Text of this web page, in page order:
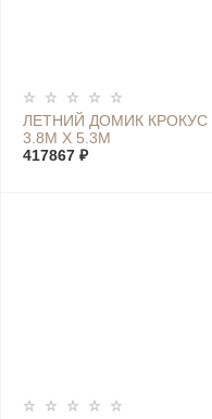
ЛЕТНИЙ ДОМИК КРОКУС
3.8М Х 5.3М
417867 ₽